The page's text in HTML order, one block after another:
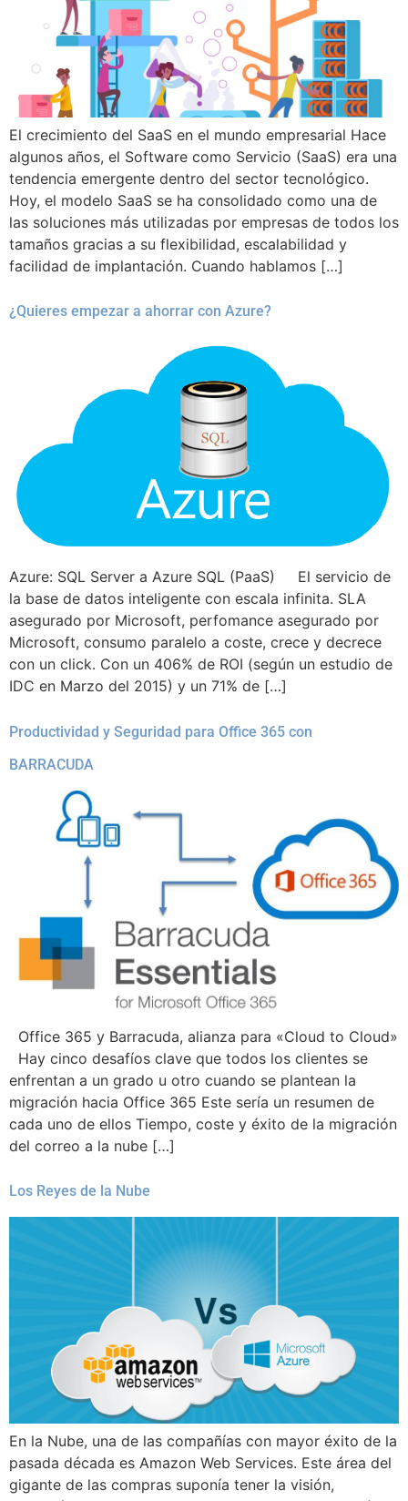
El crecimiento del SaaS en el mundo empresarial Hace
algunos años, el Software como Servicio (SaaS) era una
tendencia emergente dentro del sector tecnológico.
Hoy, el modelo SaaS se ha consolidado como una de
las soluciones más utilizadas por empresas de todos los
tamaños gracias a su flexibilidad, escalabilidad y
facilidad de implantación. Cuando hablamos […]
¿Quieres empezar a ahorrar con Azure?
Azure: SQL Server a Azure SQL (PaaS) El servicio de
la base de datos inteligente con escala infinita. SLA
asegurado por Microsoft, perfomance asegurado por
Microsoft, consumo paralelo a coste, crece y decrece
con un click. Con un 406% de ROI (según un estudio de
IDC en Marzo del 2015) y un 71% de […]
Productividad y Seguridad para Office 365 con
BARRACUDA
Office 365 y Barracuda, alianza para «Cloud to Cloud»
Hay cinco desafíos clave que todos los clientes se
enfrentan a un grado u otro cuando se plantean la
migración hacia Office 365 Este sería un resumen de
cada uno de ellos Tiempo, coste y éxito de la migración
del correo a la nube […]
Los Reyes de la Nube
En la Nube, una de las compañías con mayor éxito de la
pasada década es Amazon Web Services. Este área del
gigante de las compras suponía tener la visión,